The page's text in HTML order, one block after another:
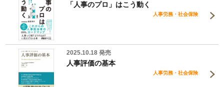
「人事のプロ」はこう動く
人事労務・社会保険
2025.10.18 発売
人事評価の基本
人事労務・社会保険